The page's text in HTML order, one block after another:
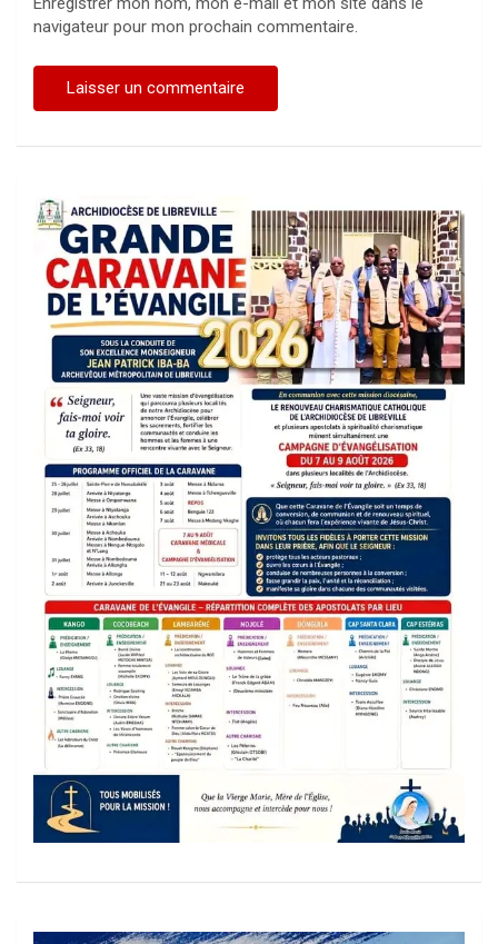
navigateur pour mon prochain commentaire.